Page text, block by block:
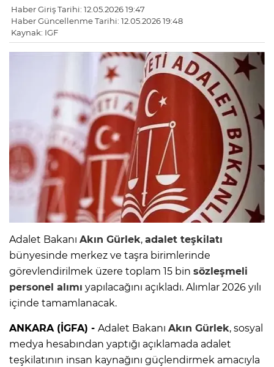
Haber Giriş Tarihi: 12.05.2026 19:47
Haber Güncellenme Tarihi: 12.05.2026 19:48
Kaynak: IGF
Adalet Bakanı Akın Gürlek, adalet teşkilatı
bünyesinde merkez ve taşra birimlerinde
görevlendirilmek üzere toplam 15 bin sözleşmeli
personel alımı yapılacağını açıkladı. Alımlar 2026 yılı
içinde tamamlanacak.
ANKARA (İGFA) - Adalet Bakanı Akın Gürlek, sosyal
medya hesabından yaptığı açıklamada adalet
teşkilatının insan kaynağını güçlendirmek amacıyla